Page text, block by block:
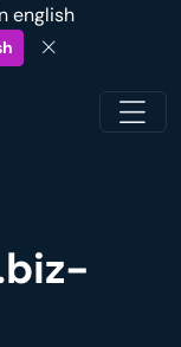
english